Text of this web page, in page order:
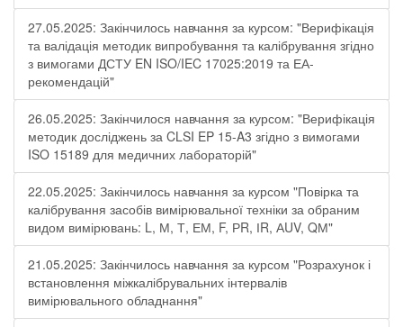
27.05.2025: Закінчилось навчання за курсом: "Верифікація
та валідація методик випробування та калібрування згідно
з вимогами ДСТУ EN ISO/IEC 17025:2019 та ЕА-
рекомендацій"
26.05.2025: Закінчилося навчання за курсом: "Верифікація
методик досліджень за CLSI EP 15-A3 згідно з вимогами
ISO 15189 для медичних лабораторій"
22.05.2025: Закінчилось навчання за курсом "Повірка та
калібрування засобів вимірювальної техніки за обраним
видом вимірювань: L, М, Т, ЕМ, F, РR, ІR, АUV, QМ"
21.05.2025: Закінчилось навчання за курсом "Розрахунок і
встановлення міжкалібрувальних інтервалів
вимірювального обладнання"